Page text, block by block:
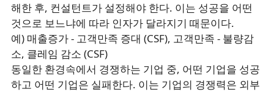
해한 후, 컨설턴트가 설정해야 한다. 이는 성공을 어떤
것으로 보느냐에 따라 인자가 달라지기 때문이다.
예) 매출증가 - 고객만족 증대 (CSF), 고객만족 - 불량감
소, 클레임 감소 (CSF)
동일한 환경속에서 경쟁하는 기업 중, 어떤 기업을 성공
하고 어떤 기업은 실패한다. 이는 기업의 경쟁력은 외부